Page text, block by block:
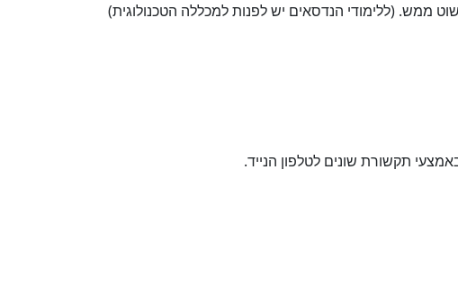
ממש. (ללימודי הנדסאים יש לפנות למכללה הטכנולוגית)
תקשורת שונים לטלפון הנייד.